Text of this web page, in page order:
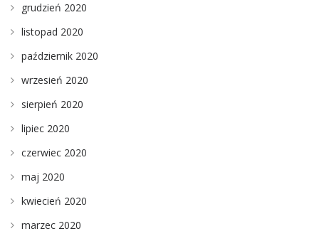
grudzień 2020
listopad 2020
październik 2020
wrzesień 2020
sierpień 2020
lipiec 2020
czerwiec 2020
maj 2020
kwiecień 2020
marzec 2020